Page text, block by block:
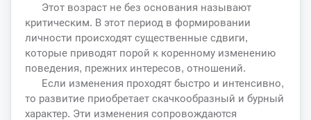
Этот возраст не без основания называют
критическим. В этот период в формировании
личности происходят существенные сдвиги,
которые приводят порой к коренному изменению
поведения, прежних интересов, отношений.
Если изменения проходят быстро и интенсивно,
то развитие приобретает скачкообразный и бурный
характер. Эти изменения сопровождаются